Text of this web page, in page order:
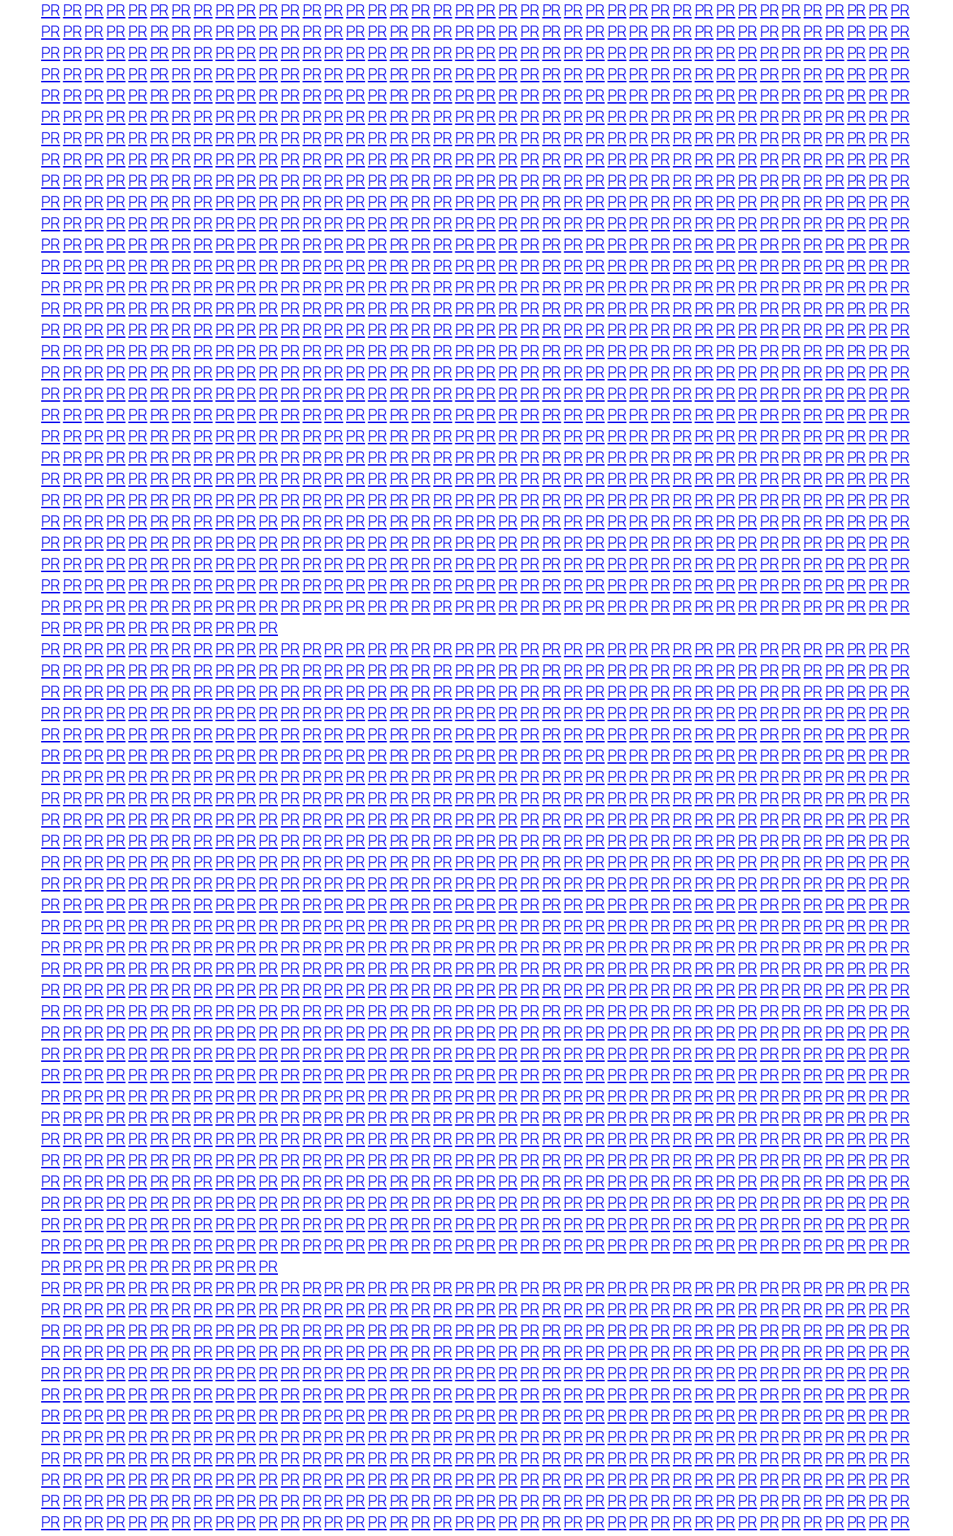
PR PRPR PR PR PR PR PR PRPR PR PR PRPR PR PR PR PR PR PRPR PR PR PR PR PR PRPR PR PR PR PR PR PRPR PR PR PR PR PR
PR PRPR PR PR PR PR PR PRPR PR PR PRPR PR PR PR PR PR PRPR PR PR PR PR PR PRPR PR PR PR PR PR PRPR PR PR PR PR PR
PR PRPR PR PR PR PR PR PRPR PR PR PRPR PR PR PR PR PR PRPR PR PR PR PR PR PRPR PR PR PR PR PR PRPR PR PR PR PR PR
PR PRPR PR PR PR PR PR PRPR PR PR PRPR PR PR PR PR PR PRPR PR PR PR PR PR PRPR PR PR PR PR PR PRPR PR PR PR PR PR
PR PRPR PR PR PR PR PR PRPR PR PR PRPR PR PR PR PR PR PRPR PR PR PR PR PR PRPR PR PR PR PR PR PRPR PR PR PR PR PR
PR PRPR PR PR PR PR PR PRPR PR PR PRPR PR PR PR PR PR PRPR PR PR PR PR PR PRPR PR PR PR PR PR PRPR PR PR PR PR PR
PR PRPR PR PR PR PR PR PRPR PR PR PRPR PR PR PR PR PR PRPR PR PR PR PR PR PRPR PR PR PR PR PR PRPR PR PR PR PR PR
PR PRPR PR PR PR PR PR PRPR PR PR PRPR PR PR PR PR PR PRPR PR PR PR PR PR PRPR PR PR PR PR PR PRPR PR PR PR PR PR
PR PRPR PR PR PR PR PR PRPR PR PR PRPR PR PR PR PR PR PRPR PR PR PR PR PR PRPR PR PR PR PR PR PRPR PR PR PR PR PR
PR PRPR PR PR PR PR PR PRPR PR PR PRPR PR PR PR PR PR PRPR PR PR PR PR PR PRPR PR PR PR PR PR PRPR PR PR PR PR PR
PR PRPR PR PR PR PR PR PRPR PR PR PRPR PR PR PR PR PR PRPR PR PR PR PR PR PRPR PR PR PR PR PR PRPR PR PR PR PR PR
PR PRPR PR PR PR PR PR PRPR PR PR PRPR PR PR PR PR PR PRPR PR PR PR PR PR PRPR PR PR PR PR PR PRPR PR PR PR PR PR
PR PRPR PR PR PR PR PR PRPR PR PR PRPR PR PR PR PR PR PRPR PR PR PR PR PR PRPR PR PR PR PR PR PRPR PR PR PR PR PR
PR PRPR PR PR PR PR PR PRPR PR PR PRPR PR PR PR PR PR PRPR PR PR PR PR PR PRPR PR PR PR PR PR PRPR PR PR PR PR PR
PR PRPR PR PR PR PR PR PRPR PR PR PRPR PR PR PR PR PR PRPR PR PR PR PR PR PRPR PR PR PR PR PR PRPR PR PR PR PR PR
PR PRPR PR PR PR PR PR PRPR PR PR PRPR PR PR PR PR PR PRPR PR PR PR PR PR PRPR PR PR PR PR PR PRPR PR PR PR PR PR
PR PRPR PR PR PR PR PR PRPR PR PR PRPR PR PR PR PR PR PRPR PR PR PR PR PR PRPR PR PR PR PR PR PRPR PR PR PR PR PR
PR PRPR PR PR PR PR PR PRPR PR PR PRPR PR PR PR PR PR PRPR PR PR PR PR PR PRPR PR PR PR PR PR PRPR PR PR PR PR PR
PR PRPR PR PR PR PR PR PRPR PR PR PRPR PR PR PR PR PR PRPR PR PR PR PR PR PRPR PR PR PR PR PR PRPR PR PR PR PR PR
PR PRPR PR PR PR PR PR PRPR PR PR PRPR PR PR PR PR PR PRPR PR PR PR PR PR PRPR PR PR PR PR PR PRPR PR PR PR PR PR
PR PRPR PR PR PR PR PR PRPR PR PR PRPR PR PR PR PR PR PRPR PR PR PR PR PR PRPR PR PR PR PR PR PRPR PR PR PR PR PR
PR PRPR PR PR PR PR PR PRPR PR PR PRPR PR PR PR PR PR PRPR PR PR PR PR PR PRPR PR PR PR PR PR PRPR PR PR PR PR PR
PR PRPR PR PR PR PR PR PRPR PR PR PRPR PR PR PR PR PR PRPR PR PR PR PR PR PRPR PR PR PR PR PR PRPR PR PR PR PR PR
PR PRPR PR PR PR PR PR PRPR PR PR PRPR PR PR PR PR PR PRPR PR PR PR PR PR PRPR PR PR PR PR PR PRPR PR PR PR PR PR
PR PRPR PR PR PR PR PR PRPR PR PR PRPR PR PR PR PR PR PRPR PR PR PR PR PR PRPR PR PR PR PR PR PRPR PR PR PR PR PR
PR PRPR PR PR PR PR PR PRPR PR PR PRPR PR PR PR PR PR PRPR PR PR PR PR PR PRPR PR PR PR PR PR PRPR PR PR PR PR PR
PR PRPR PR PR PR PR PR PRPR PR PR PRPR PR PR PR PR PR PRPR PR PR PR PR PR PRPR PR PR PR PR PR PRPR PR PR PR PR PR
PR PRPR PR PR PR PR PR PRPR PR PR PRPR PR PR PR PR PR PRPR PR PR PR PR PR PRPR PR PR PR PR PR PRPR PR PR PR PR PR
PR PRPR PR PR PR PR PR PRPR PR PR PRPR PR PR PR PR PR PRPR PR PR PR PR PR PRPR PR PR PR PR PR PRPR PR PR PR PR PR
PR PRPR PR PR PR PR PR PRPR PR
PR PRPR PR PR PR PR PR PRPR PR PR PRPR PR PR PR PR PR PRPR PR PR PR PR PR PRPR PR PR PR PR PR PRPR PR PR PR PR PR
PR PRPR PR PR PR PR PR PRPR PR PR PRPR PR PR PR PR PR PRPR PR PR PR PR PR PRPR PR PR PR PR PR PRPR PR PR PR PR PR
PR PRPR PR PR PR PR PR PRPR PR PR PRPR PR PR PR PR PR PRPR PR PR PR PR PR PRPR PR PR PR PR PR PRPR PR PR PR PR PR
PR PRPR PR PR PR PR PR PRPR PR PR PRPR PR PR PR PR PR PRPR PR PR PR PR PR PRPR PR PR PR PR PR PRPR PR PR PR PR PR
PR PRPR PR PR PR PR PR PRPR PR PR PRPR PR PR PR PR PR PRPR PR PR PR PR PR PRPR PR PR PR PR PR PRPR PR PR PR PR PR
PR PRPR PR PR PR PR PR PRPR PR PR PRPR PR PR PR PR PR PRPR PR PR PR PR PR PRPR PR PR PR PR PR PRPR PR PR PR PR PR
PR PRPR PR PR PR PR PR PRPR PR PR PRPR PR PR PR PR PR PRPR PR PR PR PR PR PRPR PR PR PR PR PR PRPR PR PR PR PR PR
PR PRPR PR PR PR PR PR PRPR PR PR PRPR PR PR PR PR PR PRPR PR PR PR PR PR PRPR PR PR PR PR PR PRPR PR PR PR PR PR
PR PRPR PR PR PR PR PR PRPR PR PR PRPR PR PR PR PR PR PRPR PR PR PR PR PR PRPR PR PR PR PR PR PRPR PR PR PR PR PR
PR PRPR PR PR PR PR PR PRPR PR PR PRPR PR PR PR PR PR PRPR PR PR PR PR PR PRPR PR PR PR PR PR PRPR PR PR PR PR PR
PR PRPR PR PR PR PR PR PRPR PR PR PRPR PR PR PR PR PR PRPR PR PR PR PR PR PRPR PR PR PR PR PR PRPR PR PR PR PR PR
PR PRPR PR PR PR PR PR PRPR PR PR PRPR PR PR PR PR PR PRPR PR PR PR PR PR PRPR PR PR PR PR PR PRPR PR PR PR PR PR
PR PRPR PR PR PR PR PR PRPR PR PR PRPR PR PR PR PR PR PRPR PR PR PR PR PR PRPR PR PR PR PR PR PRPR PR PR PR PR PR
PR PRPR PR PR PR PR PR PRPR PR PR PRPR PR PR PR PR PR PRPR PR PR PR PR PR PRPR PR PR PR PR PR PRPR PR PR PR PR PR
PR PRPR PR PR PR PR PR PRPR PR PR PRPR PR PR PR PR PR PRPR PR PR PR PR PR PRPR PR PR PR PR PR PRPR PR PR PR PR PR
PR PRPR PR PR PR PR PR PRPR PR PR PRPR PR PR PR PR PR PRPR PR PR PR PR PR PRPR PR PR PR PR PR PRPR PR PR PR PR PR
PR PRPR PR PR PR PR PR PRPR PR PR PRPR PR PR PR PR PR PRPR PR PR PR PR PR PRPR PR PR PR PR PR PRPR PR PR PR PR PR
PR PRPR PR PR PR PR PR PRPR PR PR PRPR PR PR PR PR PR PRPR PR PR PR PR PR PRPR PR PR PR PR PR PRPR PR PR PR PR PR
PR PRPR PR PR PR PR PR PRPR PR PR PRPR PR PR PR PR PR PRPR PR PR PR PR PR PRPR PR PR PR PR PR PRPR PR PR PR PR PR
PR PRPR PR PR PR PR PR PRPR PR PR PRPR PR PR PR PR PR PRPR PR PR PR PR PR PRPR PR PR PR PR PR PRPR PR PR PR PR PR
PR PRPR PR PR PR PR PR PRPR PR PR PRPR PR PR PR PR PR PRPR PR PR PR PR PR PRPR PR PR PR PR PR PRPR PR PR PR PR PR
PR PRPR PR PR PR PR PR PRPR PR PR PRPR PR PR PR PR PR PRPR PR PR PR PR PR PRPR PR PR PR PR PR PRPR PR PR PR PR PR
PR PRPR PR PR PR PR PR PRPR PR PR PRPR PR PR PR PR PR PRPR PR PR PR PR PR PRPR PR PR PR PR PR PRPR PR PR PR PR PR
PR PRPR PR PR PR PR PR PRPR PR PR PRPR PR PR PR PR PR PRPR PR PR PR PR PR PRPR PR PR PR PR PR PRPR PR PR PR PR PR
PR PRPR PR PR PR PR PR PRPR PR PR PRPR PR PR PR PR PR PRPR PR PR PR PR PR PRPR PR PR PR PR PR PRPR PR PR PR PR PR
PR PRPR PR PR PR PR PR PRPR PR PR PRPR PR PR PR PR PR PRPR PR PR PR PR PR PRPR PR PR PR PR PR PRPR PR PR PR PR PR
PR PRPR PR PR PR PR PR PRPR PR PR PRPR PR PR PR PR PR PRPR PR PR PR PR PR PRPR PR PR PR PR PR PRPR PR PR PR PR PR
PR PRPR PR PR PR PR PR PRPR PR PR PRPR PR PR PR PR PR PRPR PR PR PR PR PR PRPR PR PR PR PR PR PRPR PR PR PR PR PR
PR PRPR PR PR PR PR PR PRPR PR PR PRPR PR PR PR PR PR PRPR PR PR PR PR PR PRPR PR PR PR PR PR PRPR PR PR PR PR PR
PR PRPR PR PR PR PR PR PRPR PR
PR PRPR PR PR PR PR PR PRPR PR PR PRPR PR PR PR PR PR PRPR PR PR PR PR PR PRPR PR PR PR PR PR PRPR PR PR PR PR PR
PR PRPR PR PR PR PR PR PRPR PR PR PRPR PR PR PR PR PR PRPR PR PR PR PR PR PRPR PR PR PR PR PR PRPR PR PR PR PR PR
PR PRPR PR PR PR PR PR PRPR PR PR PRPR PR PR PR PR PR PRPR PR PR PR PR PR PRPR PR PR PR PR PR PRPR PR PR PR PR PR
PR PRPR PR PR PR PR PR PRPR PR PR PRPR PR PR PR PR PR PRPR PR PR PR PR PR PRPR PR PR PR PR PR PRPR PR PR PR PR PR
PR PRPR PR PR PR PR PR PRPR PR PR PRPR PR PR PR PR PR PRPR PR PR PR PR PR PRPR PR PR PR PR PR PRPR PR PR PR PR PR
PR PRPR PR PR PR PR PR PRPR PR PR PRPR PR PR PR PR PR PRPR PR PR PR PR PR PRPR PR PR PR PR PR PRPR PR PR PR PR PR
PR PRPR PR PR PR PR PR PRPR PR PR PRPR PR PR PR PR PR PRPR PR PR PR PR PR PRPR PR PR PR PR PR PRPR PR PR PR PR PR
PR PRPR PR PR PR PR PR PRPR PR PR PRPR PR PR PR PR PR PRPR PR PR PR PR PR PRPR PR PR PR PR PR PRPR PR PR PR PR PR
PR PRPR PR PR PR PR PR PRPR PR PR PRPR PR PR PR PR PR PRPR PR PR PR PR PR PRPR PR PR PR PR PR PRPR PR PR PR PR PR
PR PRPR PR PR PR PR PR PRPR PR PR PRPR PR PR PR PR PR PRPR PR PR PR PR PR PRPR PR PR PR PR PR PRPR PR PR PR PR PR
PR PRPR PR PR PR PR PR PRPR PR PR PRPR PR PR PR PR PR PRPR PR PR PR PR PR PRPR PR PR PR PR PR PRPR PR PR PR PR PR
PR PRPR PR PR PR PR PR PRPR PR PR PRPR PR PR PR PR PR PRPR PR PR PR PR PR PRPR PR PR PR PR PR PRPR PR PR PR PR PR